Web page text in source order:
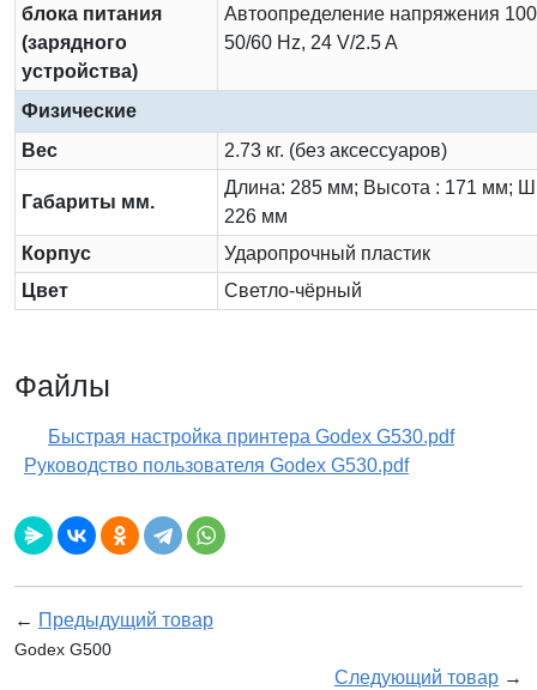
блока питания
(зарядного
устройства)
Автоопределение напряжения
50/60 Hz, 24 V/2.5 A
Физические
Вес
2.73 кг. (без аксессуаров)
Габариты мм.
Длина: 285 мм; Высота : 171 мм;
226 мм
Корпус
Ударопрочный пластик
Цвет
Светло-чёрный
Файлы
Быстрая настройка принтера Godex G530.pdf
Руководство пользователя Godex G530.pdf
← Предыдущий товар
Godex G500
Следующий товар →